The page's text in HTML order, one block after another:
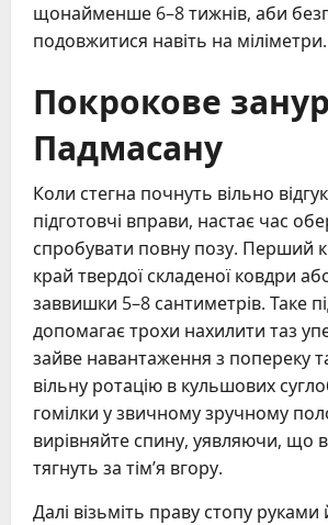
щонайменше 6–8 тижнів, аби
подовжитися навіть на міліметри.
Покрокове
Падмасану
Коли стегна почнуть вільно
підготовчі вправи, настає час
спробувати повну позу. Перший
край твердої складеної ковдри
заввишки 5–8 сантиметрів. Таке
допомагає трохи нахилити таз
зайве навантаження з попереку
вільну ротацію в кульшових
гомілки у звичному зручному
вирівняйте спину, уявляючи, що
тягнуть за тім’я вгору.
Далі візьміть праву стопу